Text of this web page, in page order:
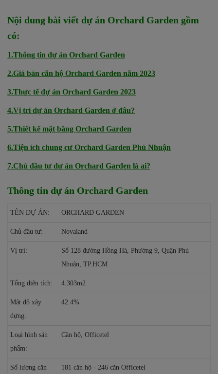
Nội dung bài viết dự án Orchard Garden gồm
có:
1.Thông tin dự án Orchard Garden
2.Giá bán căn hộ Orchard Garden năm 2023
3.Thực tế dự án Orchard Garden 2023
4.Vị trí dự án Orchard Garden ở đâu?
5.Thiết kế mặt bằng Orchard Garden
6.Tiện ích chung cư Orchard Garden Phú Nhuận
7.Chủ đầu tư dự án Orchard Garden là ai?
Thông tin dự án Orchard Garden
TÊN DỰ ÁN: ORCHARD GARDEN
Chủ đầu tư: Novaland
Vị trí:
Số 128 đường Hồng Hà, Phường 9, Quận Phú
Nhuận, TP.HCM
Tổng diện tích: 4.303m2
Mật độ xây
dựng:
42.4%
Loại hình sản
phẩm:
Căn hộ, Officetel
Số lượng căn
181 căn hộ - 246 căn Officetel